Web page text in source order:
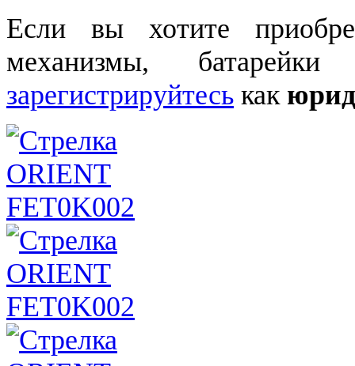
Если вы хотите
механизмы,
зарегистрируйтесь как